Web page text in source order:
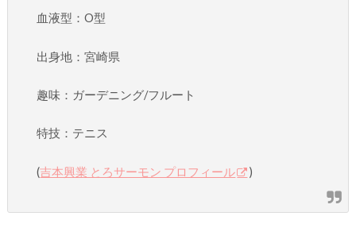
血液型：O型
出身地：宮崎県
趣味：ガーデニング/フルート
特技：テニス
(吉本興業 とろサーモン プロフィール )